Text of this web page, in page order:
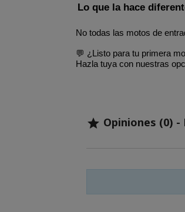
Lo que la hace
No todas las motos de
💬 ¿Listo para tu primera
Hazla tuya con nuestras
 Opiniones (0)